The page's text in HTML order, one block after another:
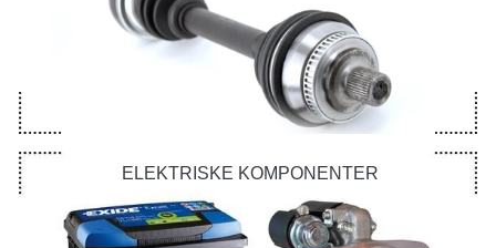
ELEKTRISKE KOMPONENTER